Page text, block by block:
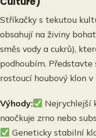
Stříkačky s tekutou
obsahují na živiny
směs vody a cukrů),
podhoubím.
rostoucí houbový klon v
Výhody:
Nejrychlejší
naočkuje zrno nebo
Geneticky stabilní